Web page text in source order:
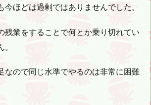
今ほどは過剰ではありませんでした。
残業をすることで何とか乗り切れてい
なので同じ水準でやるのは非常に困難